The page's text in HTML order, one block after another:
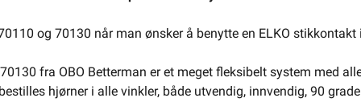
Kampanjer Elektromateriell
Smarthus Ventilasjon Elbillader
og 70130 når man ønsker å benytte en ELKO
fra OBO Betterman er et meget fleksibelt system med
hjørner i alle vinkler, både utvendig, innvendig, 90